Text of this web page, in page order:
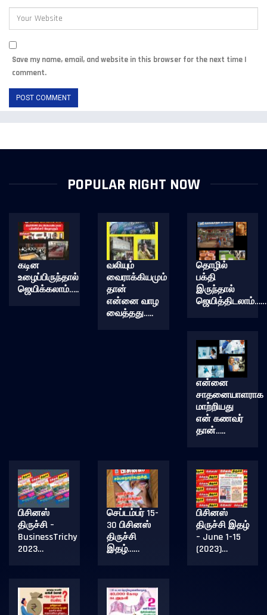
Save my name, email, and website in this browser for the next time I
comment.
POPULAR RIGHT NOW
கடின
உழைப்பிருந்தால்
ஜெயிக்கலாம்…..
வலியும்
வைராக்கியமும்
தான்
என்னை வாழ
வைத்தது…..
தொழில்
பக்தி
இருந்தால்
என்னை
சாதனையாளராக
மாற்றியது
என் கணவர்
தான்…..
பிசினஸ்
திருச்சி –
BusinessTrichy
2023…
செப்டம்பர் 15-
30 பிசினஸ்
திருச்சி
இதழ்……
பிசினஸ்
திருச்சி இதழ்
– June 1-15
(2023)…